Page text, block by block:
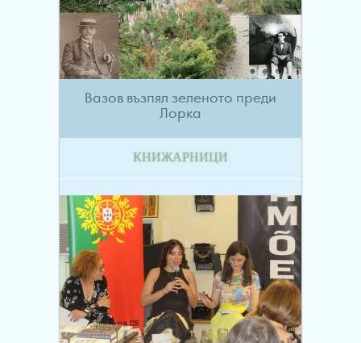
Вазов възпял зеленото преди
Лорка
КНИЖАРНИЦИ